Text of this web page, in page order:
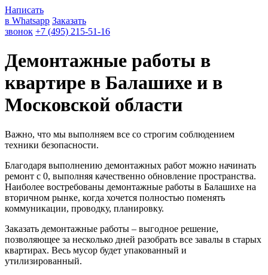
Написать
в Whatsapp Заказать
звонок +7 (495) 215-51-16
Демонтажные работы в
квартире в Балашихе и в
Московской области
Важно, что мы выполняем все со строгим соблюдением
техники безопасности.
Благодаря выполнению демонтажных работ можно начинать
ремонт с 0, выполняя качественно обновление пространства.
Наиболее востребованы демонтажные работы в Балашихе на
вторичном рынке, когда хочется полностью поменять
коммуникации, проводку, планировку.
Заказать демонтажные работы – выгодное решение,
позволяющее за несколько дней разобрать все завалы в старых
квартирах. Весь мусор будет упакованный и
утилизированный.